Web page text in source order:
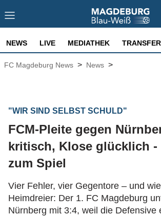
NEWS LIVE MEDIATHEK
FC Magdeburg News > News >
"WIR SIND SELBST SCHULD"
FCM-Pleite gegen
kritisch, Klose glücklich -
zum Spiel
Vier Fehler, vier Gegentore – und
Heimdreier: Der 1. FC Magdeburg
Nürnberg mit 3:4, weil die Defensive